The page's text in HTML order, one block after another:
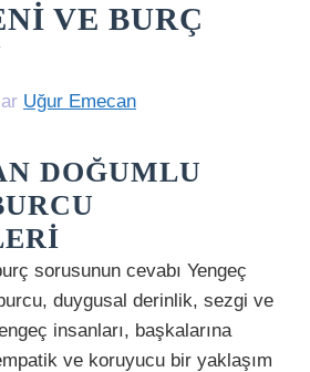
VE BURÇ
Uğur Emecan
DOĞUMLU
sorusunun cevabı Yengeç
duygusal derinlik, sezgi ve
insanları, başkalarına
ve koruyucu bir yaklaşım